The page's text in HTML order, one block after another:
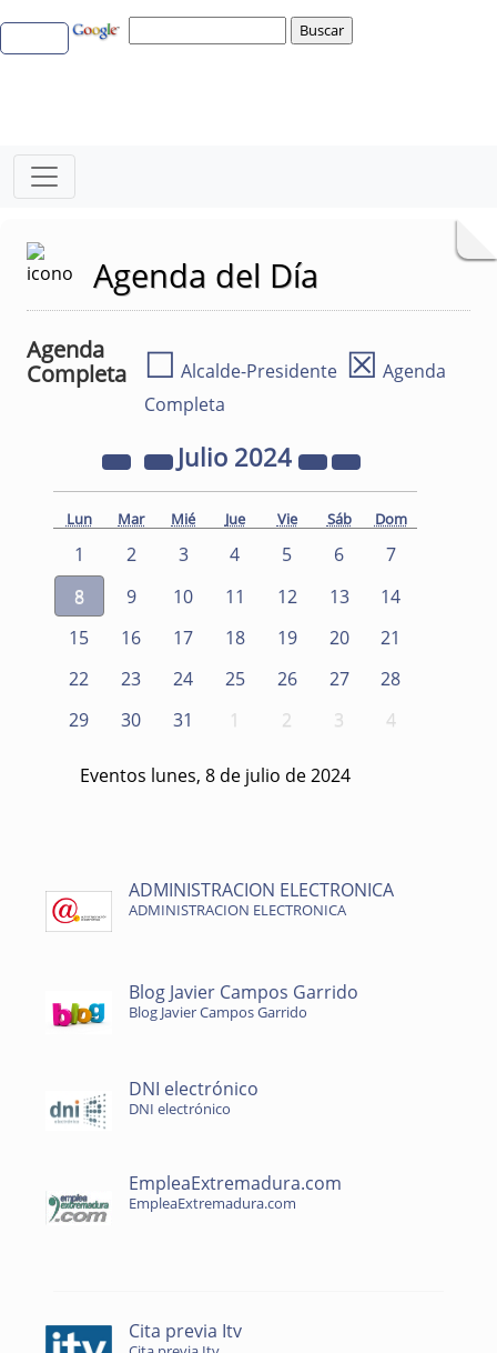
Agenda del Día
Agenda
Completa
☐ Alcalde-Presidente ☒ Agenda
Completa
Julio 2024
Lun Mar Mié Jue Vie Sáb Dom
1 2 3 4 5 6
7
8
9 10 11 12 13
14
15
16 17 18 19 20
21
22
23 24 25 26 27
28
29
30 31 1 2 3 4
Eventos lunes, 8 de julio de 2024
ADMINISTRACION ELECTRONICA
ADMINISTRACION ELECTRONICA
Blog Javier Campos Garrido
Blog Javier Campos Garrido
DNI electrónico
DNI electrónico
EmpleaExtremadura.com
EmpleaExtremadura.com
Cita previa Itv